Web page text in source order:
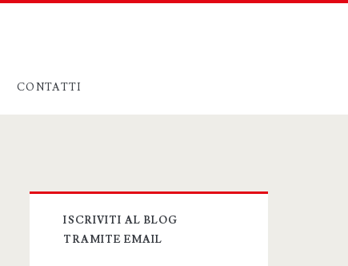
CONTATTI
Primary
Sidebar
ISCRIVITI AL BLOG
TRAMITE EMAIL